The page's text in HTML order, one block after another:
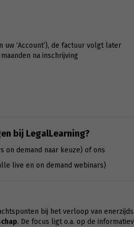
‘Account’), de factuur volgt later
na inschrijving
bij LegalLearning?
on demand naar keuze) of ons
live en on demand webinars)
bij het verloop van
. De focus ligt o.a. op de